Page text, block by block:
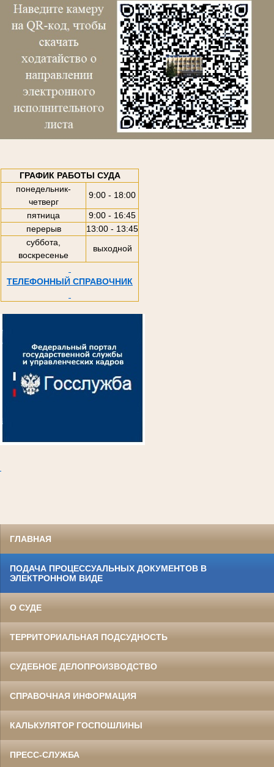
ГРАФИК РАБОТЫ СУДА
понедельник-
четверг
9:00 - 18:00
пятница
9:00 - 16:45
перерыв
13:00 - 13:45
суббота,
воскресенье
выходной
ТЕЛЕФОННЫЙ СПРАВОЧНИК
ГЛАВНАЯ
ПОДАЧА ПРОЦЕССУАЛЬНЫХ ДОКУМЕНТОВ В
ЭЛЕКТРОННОМ ВИДЕ
О СУДЕ
ТЕРРИТОРИАЛЬНАЯ ПОДСУДНОСТЬ
СУДЕБНОЕ ДЕЛОПРОИЗВОДСТВО
СПРАВОЧНАЯ ИНФОРМАЦИЯ
КАЛЬКУЛЯТОР ГОСПОШЛИНЫ
ПРЕСС-СЛУЖБА